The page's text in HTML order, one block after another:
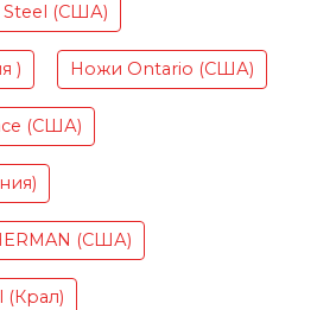
(США)
) Ножи Ontario (США)
(США)
(США)
(Крал)